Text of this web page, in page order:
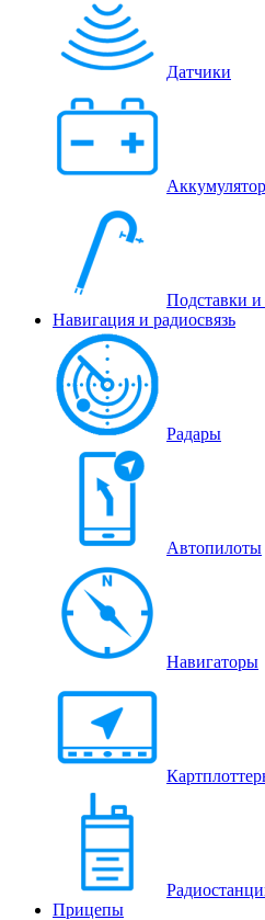
Датчики
Подставки и
Навигация и радиосвязь
Радары
Автопилоты
Навигаторы
Прицепы